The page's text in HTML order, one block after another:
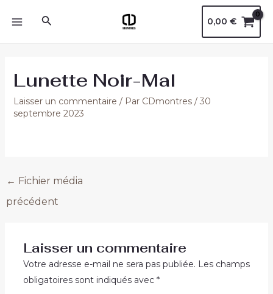
Rechercher 0,00€
Lunette Noir-Mal
Laisser un commentaire / Par CDmontres / 30
septembre 2023
des
← Fichier média
précédent
Laisser un commentaire
Votre adresse e-mail ne sera pas publiée. Les champs
obligatoires sont indiqués avec *